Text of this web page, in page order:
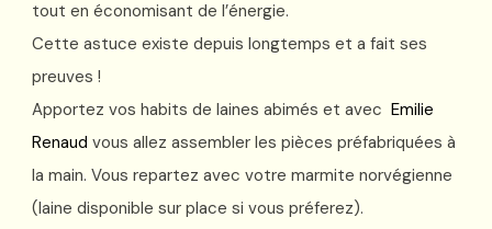
tout en économisant de l’énergie.
Cette astuce existe depuis longtemps et a fait ses
preuves !
Apportez vos habits de laines abimés et avec Emilie
Renaud vous allez assembler les pièces préfabriquées à
la main. Vous repartez avec votre marmite norvégienne
(laine disponible sur place si vous préferez).